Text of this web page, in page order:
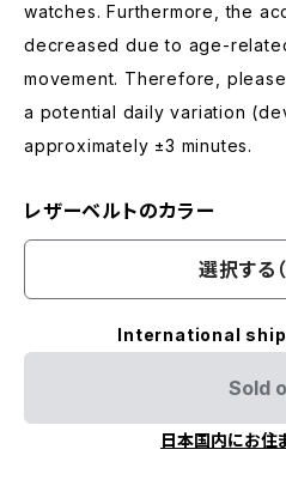
watches. Furthermore, the
decreased due to age-
movement. Therefore,
a potential daily variation
approximately ±3 minutes.
レザーベルトのカラー
選択する
International
Sold
日本国内にお住